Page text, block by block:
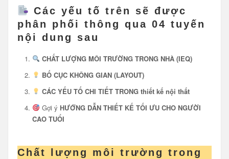
Các yếu tố trên sẽ được
phân phối thông qua 04 tuyến
nội dung sau
CHẤT LƯỢNG MÔI TRƯỜNG TRONG NHÀ (IEQ)
BỐ CỤC KHÔNG GIAN (LAYOUT)
CÁC YẾU TỐ CHI TIẾT TRONG thiết kế nội thất
Gợi ý HƯỚNG DẪN THIẾT KẾ TỐI ƯU CHO NGƯỜI
CAO TUỔI
Chất lượng môi trường trong